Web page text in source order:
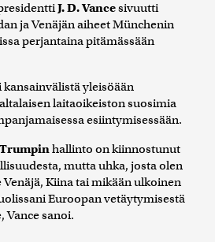
J. D. Vancesivuutti
ja Venäjän aiheet Münchenin
perjantaina pitämässään
kansainvälistä yleisöään
laitaoikeiston suosimia
esiintymisessään.
Trumpinhallinto on kiinnostunut
mutta uhka, josta olen
Kiina tai mikään ulkoinen
Euroopan vetäytymisestä
Vance sanoi.